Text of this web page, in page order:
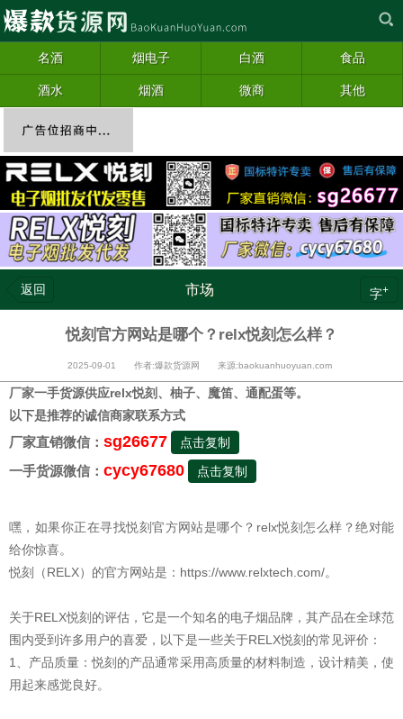
名酒 烟电子 白酒 食品
酒水 烟酒 微商 其他
返回 市场 字+
悦刻官方网站是哪个？relx悦刻怎么样？
2025-09-01 作者:爆款货源网 来源:baokuanhuoyuan.com
厂家一手货源供应relx悦刻、柚子、魔笛、通配蛋等。
以下是推荐的诚信商家联系方式
厂家直销微信： sg26677 点击复制
一手货源微信： cycy67680 点击复制
嘿，如果你正在寻找悦刻官方网站是哪个？relx悦刻怎么样？绝对能
给你惊喜。
悦刻（RELX）的官方网站是：https://www.relxtech.com/。
关于RELX悦刻的评估，它是一个知名的电子烟品牌，其产品在全球范
围内受到许多用户的喜爱，以下是一些关于RELX悦刻的常见评价：
1、产品质量：悦刻的产品通常采用高质量的材料制造，设计精美，使
用起来感觉良好。